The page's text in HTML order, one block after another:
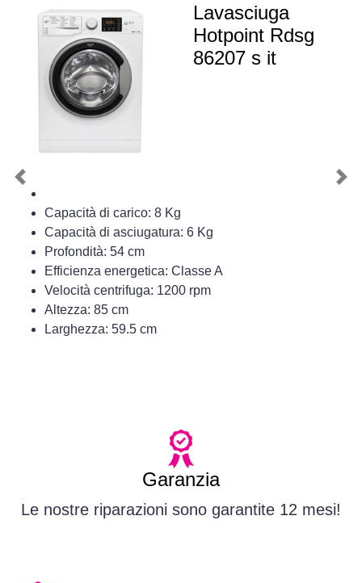
Lavasciuga
Hotpoint Rdsg
86207 s it
Capacità di carico: 8 Kg
Capacità di asciugatura: 6 Kg
Profondità: 54 cm
Efficienza energetica: Classe A
Velocità centrifuga: 1200 rpm
Altezza: 85 cm
Larghezza: 59.5 cm
Previous
Garanzia
Le nostre riparazioni sono garantite 12 mesi!